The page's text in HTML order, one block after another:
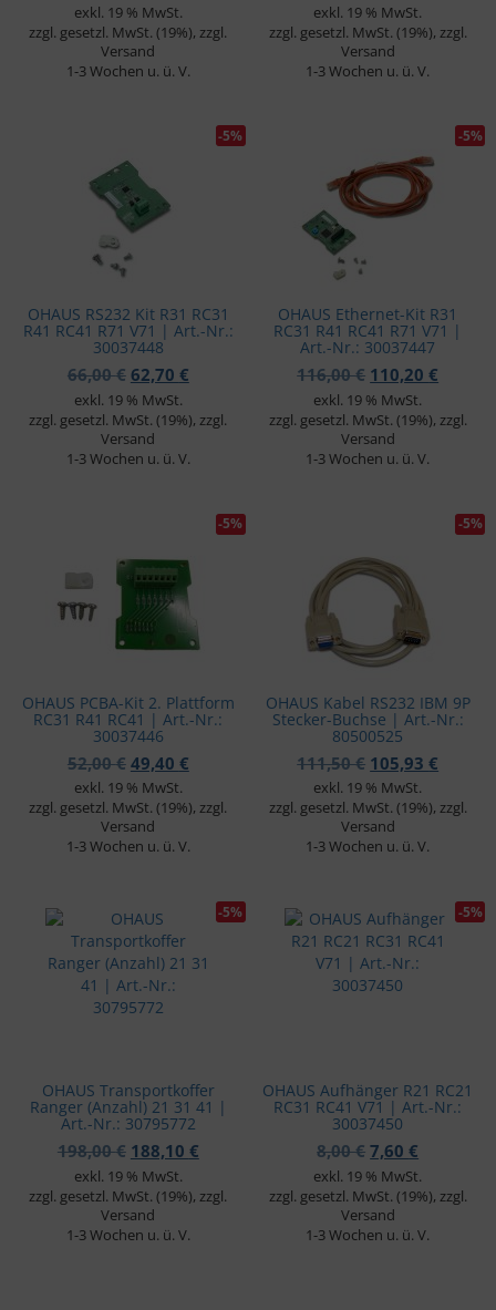
exkl. 19 % MwSt.
zzgl. gesetzl. MwSt. (19%), zzgl.
Versand
1-3 Wochen u. ü. V.
exkl. 19 % MwSt.
zzgl. gesetzl. MwSt. (19%), zzgl.
Versand
1-3 Wochen u. ü. V.
-5%
OHAUS RS232 Kit R31 RC31
R41 RC41 R71 V71 | Art.-Nr.:
30037448
66,00€ Ursprünglicher Preis war: 66,00 €
62,70 €Aktueller Preis ist: 62,70 €.
exkl. 19 % MwSt.
zzgl. gesetzl. MwSt. (19%), zzgl.
Versand
1-3 Wochen u. ü. V.
-5%
OHAUS Ethernet-Kit R31
RC31 R41 RC41 R71 V71 |
Art.-Nr.: 30037447
116,00€ 110,20€
exkl. 19 % MwSt.
zzgl. gesetzl. MwSt. (19%), zzgl.
Versand
1-3 Wochen u. ü. V.
-5%
OHAUS PCBA-Kit 2. Plattform
RC31 R41 RC41 | Art.-Nr.:
30037446
52,00€ Ursprünglicher Preis war: 52,00 €
49,40 €Aktueller Preis ist: 49,40 €.
exkl. 19 % MwSt.
zzgl. gesetzl. MwSt. (19%), zzgl.
Versand
1-3 Wochen u. ü. V.
-5%
OHAUS Kabel RS232 IBM 9P
Stecker-Buchse | Art.-Nr.:
80500525
111,50€ 105,93€
exkl. 19 % MwSt.
zzgl. gesetzl. MwSt. (19%), zzgl.
Versand
1-3 Wochen u. ü. V.
-5%
OHAUS Transportkoffer
Ranger (Anzahl) 21 31 41 |
Art.-Nr.: 30795772
198,00€ Ursprünglicher Preis war: 198,00 €
188,10 €Aktueller Preis ist: 188,10 €.
exkl. 19 % MwSt.
zzgl. gesetzl. MwSt. (19%), zzgl.
Versand
1-3 Wochen u. ü. V.
-5%
OHAUS Aufhänger R21 RC21
RC31 RC41 V71 | Art.-Nr.:
30037450
8,00€ 7,60€
exkl. 19 % MwSt.
zzgl. gesetzl. MwSt. (19%), zzgl.
Versand
1-3 Wochen u. ü. V.